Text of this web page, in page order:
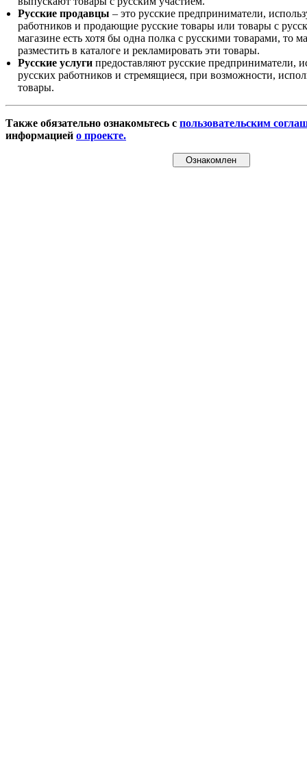
Русские продавцы – это русские предприниматели,
работников и продающие русские товары или товары с
магазине есть хотя бы одна полка с русскими товарами, то
разместить в каталоге и рекламировать эти товары.
Русские услуги предоставляют русские предприниматели,
русских работников и стремящиеся, при возможности,
товары.
Также обязательно ознакомьтесь с пользовательским
информацией о проекте.
Ознакомлен